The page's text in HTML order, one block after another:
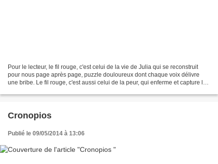
Pour le lecteur, le fil rouge, c'est celui de la vie de Julia qui se reconstruit
pour nous page après page, puzzle douloureux dont chaque voix délivre
une bribe. Le fil rouge, c'est aussi celui de la peur, qui enferme et capture les
Cronopios
Publié le 09/05/2014 à 13:06